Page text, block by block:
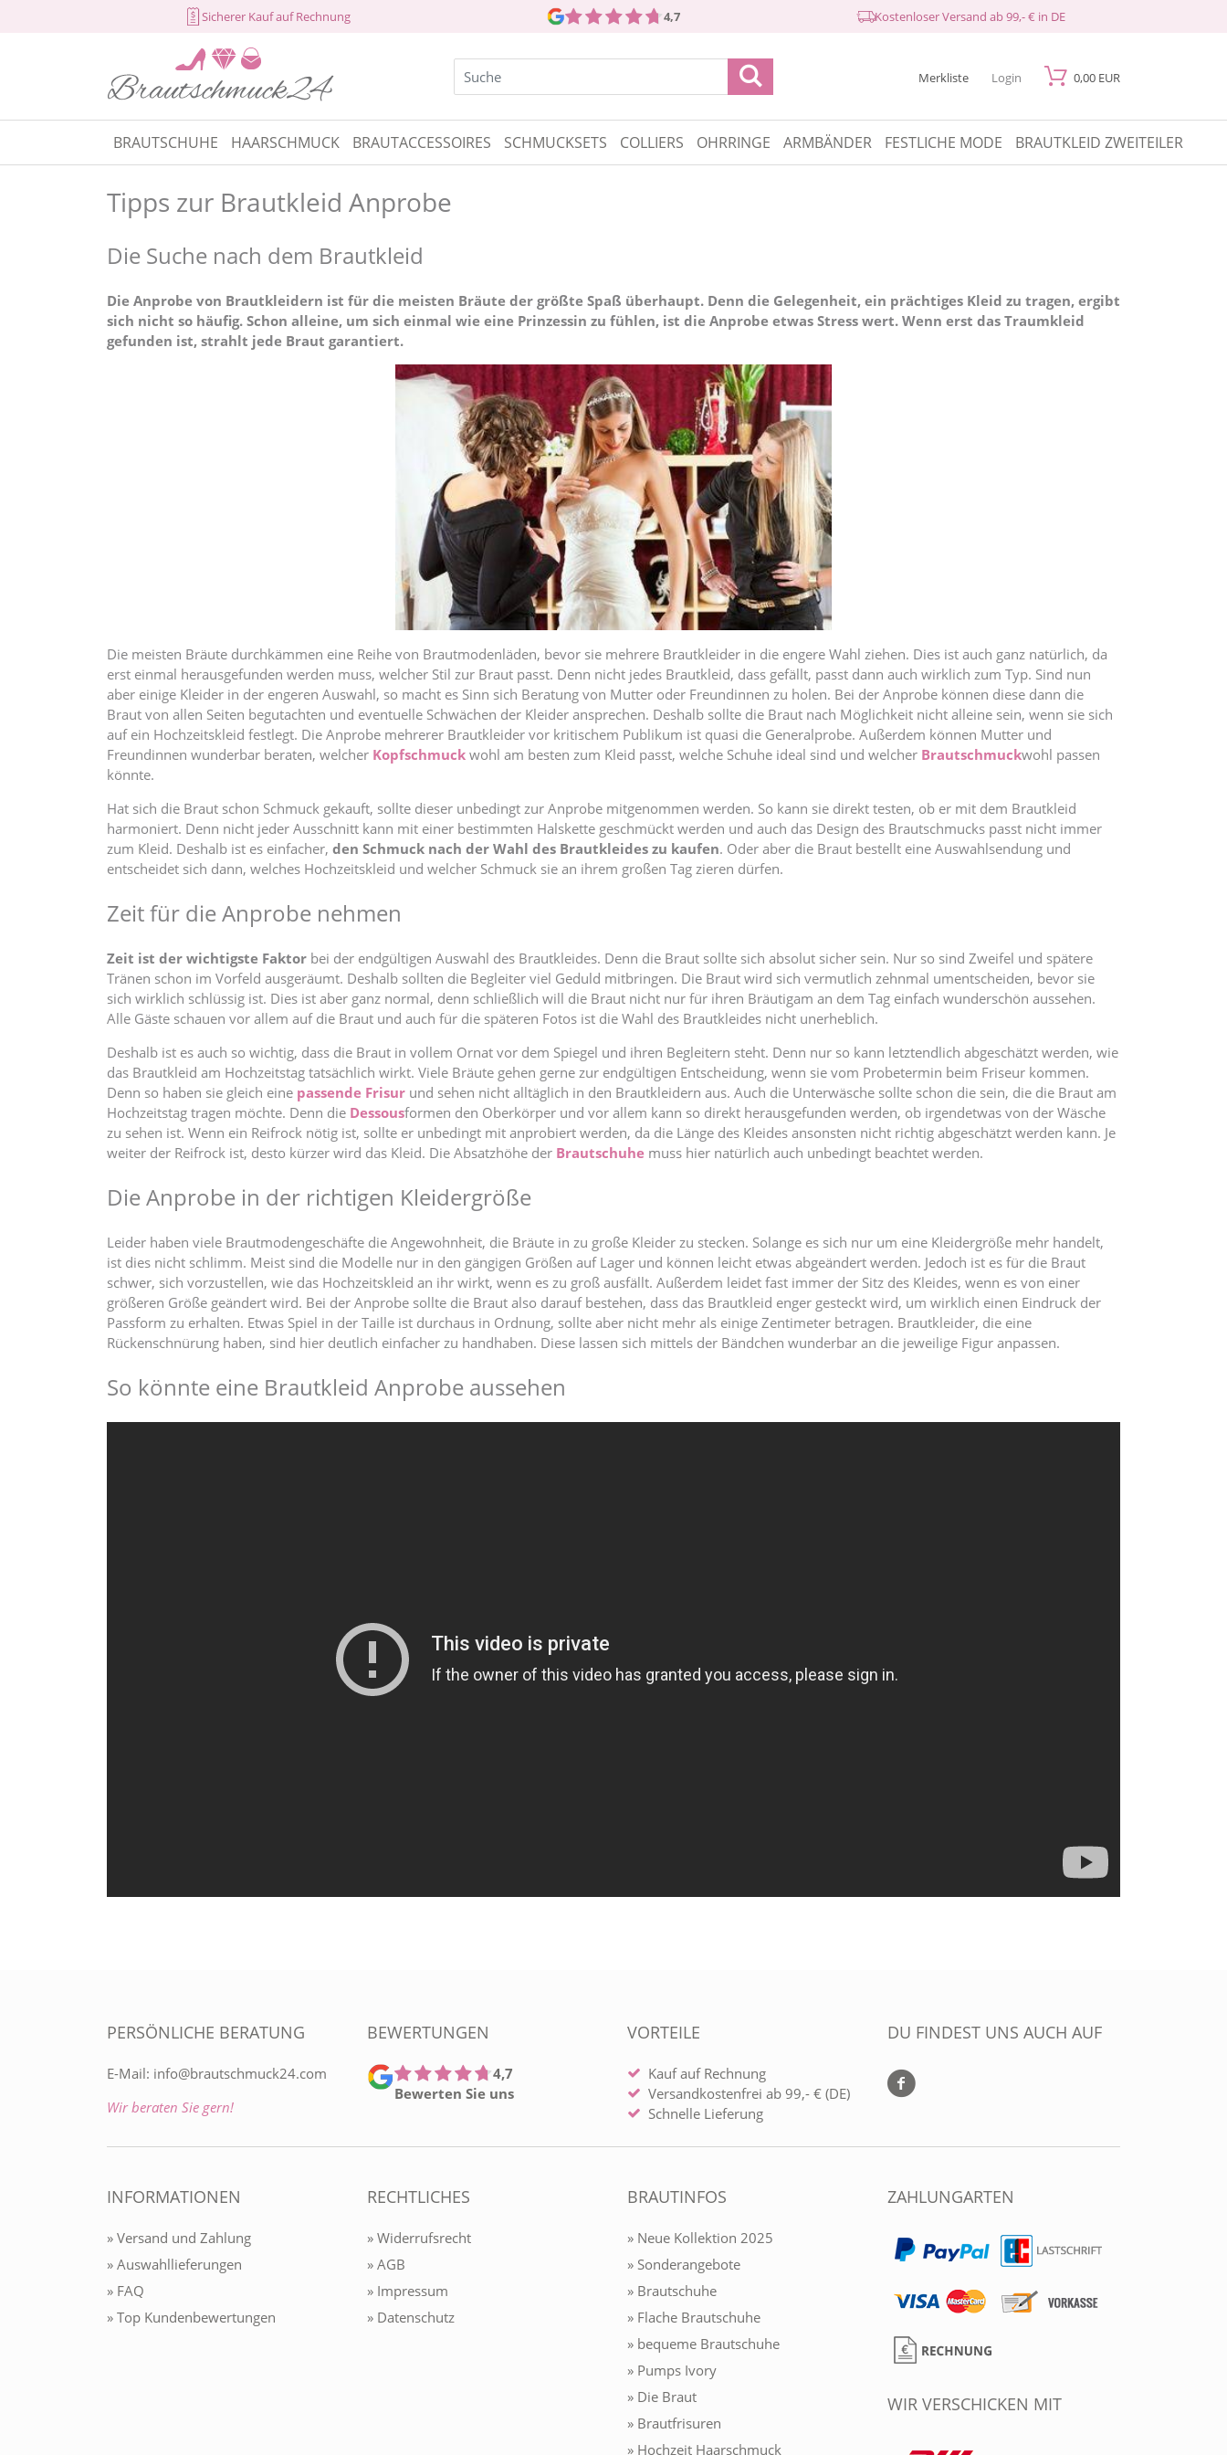
Sicherer Kauf auf Rechnung 4,7 Kostenloser Versand ab 99,- € in DE
Merkliste Login 0,00 EUR
BRAUTSCHUHE HAARSCHMUCK BRAUTACCESSOIRES SCHMUCKSETS COLLIERS OHRRINGE ARMBÄNDER FESTLICHE MODE BRAUTKLEID ZWEITEILER
Tipps zur Brautkleid Anprobe
Die Suche nach dem Brautkleid
Die Anprobe von Brautkleidern ist für die meisten Bräute der größte Spaß überhaupt. Denn die Gelegenheit, ein prächtiges Kleid zu tragen, ergibt
sich nicht so häufig. Schon alleine, um sich einmal wie eine Prinzessin zu fühlen, ist die Anprobe etwas Stress wert. Wenn erst das Traumkleid
gefunden ist, strahlt jede Braut garantiert.
Die meisten Bräute durchkämmen eine Reihe von Brautmodenläden, bevor sie mehrere Brautkleider in die engere Wahl ziehen. Dies ist auch ganz natürlich, da
erst einmal herausgefunden werden muss, welcher Stil zur Braut passt. Denn nicht jedes Brautkleid, dass gefällt, passt dann auch wirklich zum Typ. Sind nun
aber einige Kleider in der engeren Auswahl, so macht es Sinn sich Beratung von Mutter oder Freundinnen zu holen. Bei der Anprobe können diese dann die
Braut von allen Seiten begutachten und eventuelle Schwächen der Kleider ansprechen. Deshalb sollte die Braut nach Möglichkeit nicht alleine sein, wenn sie sich
auf ein Hochzeitskleid festlegt. Die Anprobe mehrerer Brautkleider vor kritischem Publikum ist quasi die Generalprobe. Außerdem können Mutter und
Freundinnen wunderbar beraten, welcher Kopfschmuck wohl am besten zum Kleid passt, welche Schuhe ideal sind und welcher Brautschmuckwohl passen
könnte.
Hat sich die Braut schon Schmuck gekauft, sollte dieser unbedingt zur Anprobe mitgenommen werden. So kann sie direkt testen, ob er mit dem Brautkleid
harmoniert. Denn nicht jeder Ausschnitt kann mit einer bestimmten Halskette geschmückt werden und auch das Design des Brautschmucks passt nicht immer
zum Kleid. Deshalb ist es einfacher, den Schmuck nach der Wahl des Brautkleides zu kaufen. Oder aber die Braut bestellt eine Auswahlsendung und
entscheidet sich dann, welches Hochzeitskleid und welcher Schmuck sie an ihrem großen Tag zieren dürfen.
Zeit für die Anprobe nehmen
Zeit ist der wichtigste Faktor bei der endgültigen Auswahl des Brautkleides. Denn die Braut sollte sich absolut sicher sein. Nur so sind Zweifel und spätere
Tränen schon im Vorfeld ausgeräumt. Deshalb sollten die Begleiter viel Geduld mitbringen. Die Braut wird sich vermutlich zehnmal umentscheiden, bevor sie
sich wirklich schlüssig ist. Dies ist aber ganz normal, denn schließlich will die Braut nicht nur für ihren Bräutigam an dem Tag einfach wunderschön aussehen.
Alle Gäste schauen vor allem auf die Braut und auch für die späteren Fotos ist die Wahl des Brautkleides nicht unerheblich.
Deshalb ist es auch so wichtig, dass die Braut in vollem Ornat vor dem Spiegel und ihren Begleitern steht. Denn nur so kann letztendlich abgeschätzt werden, wie
das Brautkleid am Hochzeitstag tatsächlich wirkt. Viele Bräute gehen gerne zur endgültigen Entscheidung, wenn sie vom Probetermin beim Friseur kommen.
Denn so haben sie gleich eine passende Frisur und sehen nicht alltäglich in den Brautkleidern aus. Auch die Unterwäsche sollte schon die sein, die die Braut am
Hochzeitstag tragen möchte. Denn die Dessousformen den Oberkörper und vor allem kann so direkt herausgefunden werden, ob irgendetwas von der Wäsche
zu sehen ist. Wenn ein Reifrock nötig ist, sollte er unbedingt mit anprobiert werden, da die Länge des Kleides ansonsten nicht richtig abgeschätzt werden kann. Je
weiter der Reifrock ist, desto kürzer wird das Kleid. Die Absatzhöhe der Brautschuhe muss hier natürlich auch unbedingt beachtet werden.
Die Anprobe in der richtigen Kleidergröße
Leider haben viele Brautmodengeschäfte die Angewohnheit, die Bräute in zu große Kleider zu stecken. Solange es sich nur um eine Kleidergröße mehr handelt,
ist dies nicht schlimm. Meist sind die Modelle nur in den gängigen Größen auf Lager und können leicht etwas abgeändert werden. Jedoch ist es für die Braut
schwer, sich vorzustellen, wie das Hochzeitskleid an ihr wirkt, wenn es zu groß ausfällt. Außerdem leidet fast immer der Sitz des Kleides, wenn es von einer
größeren Größe geändert wird. Bei der Anprobe sollte die Braut also darauf bestehen, dass das Brautkleid enger gesteckt wird, um wirklich einen Eindruck der
Passform zu erhalten. Etwas Spiel in der Taille ist durchaus in Ordnung, sollte aber nicht mehr als einige Zentimeter betragen. Brautkleider, die eine
Rückenschnürung haben, sind hier deutlich einfacher zu handhaben. Diese lassen sich mittels der Bändchen wunderbar an die jeweilige Figur anpassen.
So könnte eine Brautkleid Anprobe aussehen
PERSÖNLICHE BERATUNG
E-Mail: info@brautschmuck24.com
Wir beraten Sie gern!
BEWERTUNGEN
4,7
Bewerten Sie uns
VORTEILE
Kauf auf Rechnung
Versandkostenfrei ab 99,- € (DE)
Schnelle Lieferung
DU FINDEST UNS AUCH AUF
INFORMATIONEN
» Versand und Zahlung
» Auswahllieferungen
» FAQ
» Top Kundenbewertungen
RECHTLICHES
» Widerrufsrecht
» AGB
» Impressum
» Datenschutz
BRAUTINFOS
» Neue Kollektion 2025
» Sonderangebote
» Brautschuhe
» Flache Brautschuhe
» bequeme Brautschuhe
» Pumps Ivory
» Die Braut
» Brautfrisuren
» Hochzeit Haarschmuck
ZAHLUNGARTEN
WIR VERSCHICKEN MIT